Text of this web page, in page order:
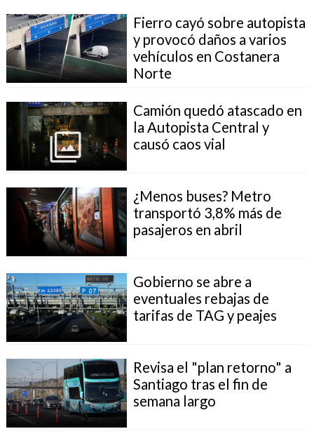
Fierro cayó sobre autopista
y provocó daños a varios
vehículos en Costanera
Norte
Camión quedó atascado en
la Autopista Central y
causó caos vial
¿Menos buses? Metro
transportó 3,8% más de
pasajeros en abril
Gobierno se abre a
eventuales rebajas de
tarifas de TAG y peajes
Revisa el "plan retorno" a
Santiago tras el fin de
semana largo